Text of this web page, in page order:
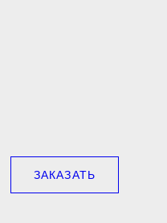
ЗАКАЗАТЬ